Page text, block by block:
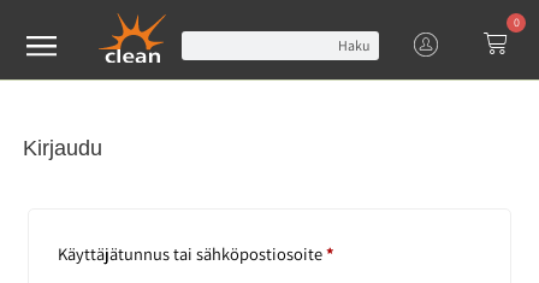
Haku
0
Kirjaudu
Käyttäjätunnus tai sähköpostiosoite*